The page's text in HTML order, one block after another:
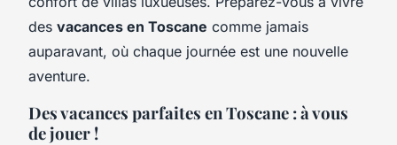
des vacances en Toscane comme jamais
auparavant, où chaque journée est une nouvelle
aventure.
Des vacances parfaites en Toscane : à vous
de jouer !